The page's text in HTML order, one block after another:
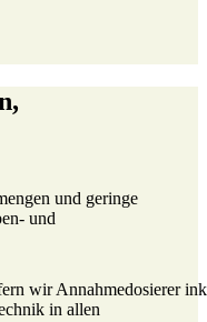
und geringe
und
wir Annahmedosierer
in allen